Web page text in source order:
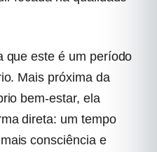
que este é um período
Mais próxima da
bem-estar, ela
direta: um tempo
consciência e